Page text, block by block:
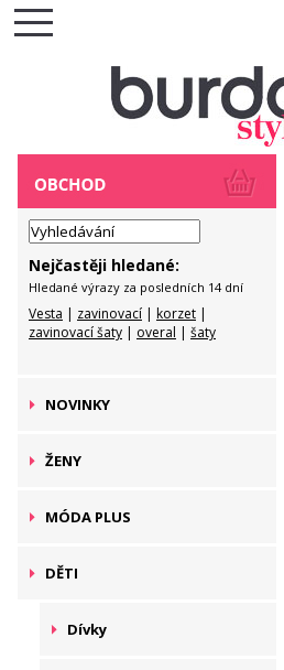
Nejčastěji hledané:
Hledané výrazy za posledních 14 dní
Vesta | zavinovací | korzet |
zavinovací šaty | overal | šaty
NOVINKY
ŽENY
MÓDA PLUS
DĚTI
Dívky